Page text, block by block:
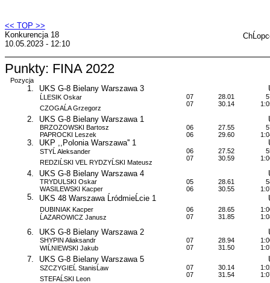
<< TOP >>
Konkurencja 18
10.05.2023 - 12:10
Punkty: FINA 2022
Pozycja
1. UKS G-8 Bielany Warszawa 3
ĹLESIK Oskar
CZOGAĹA Grzegorz
07
07
28.01
30.14
2. UKS G-8 Bielany Warszawa 1
BRZOZOWSKI Bartosz
PAPROCKI Leszek
06
06
27.55
29.60
3. UKP ,,Polonia Warszawa'' 1
STYĹ Aleksander
REDZIĹSKI VEL RYDZYĹSKI Mateusz
06
07
27.52
30.59
4. UKS G-8 Bielany Warszawa 4
TRYDULSKI Oskar
WASILEWSKI Kacper
05
06
28.61
30.55
5. UKS 48 Warszawa ĹródmieĹcie 1
DUBINIAK Kacper
ĹAZAROWICZ Janusz
06
07
28.65
31.85
6. UKS G-8 Bielany Warszawa 2
SHYPIN Aliaksandr
WIĹNIEWSKI Jakub
07
07
28.94
31.50
7. UKS G-8 Bielany Warszawa 5
SZCZYGIEĹ StanisĹaw
STEFAĹSKI Leon
07
07
30.14
31.54